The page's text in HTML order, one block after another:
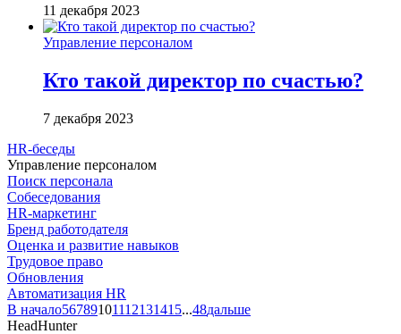
11 декабря 2023
Управление персоналом
Кто такой директор по счастью?
7 декабря 2023
HR-беседы
Управление персоналом
Поиск персонала
Собеседования
HR-маркетинг
Бренд работодателя
Оценка и развитие навыков
Трудовое право
Обновления
Автоматизация HR
В начало56789101112131415...48дальше
HeadHunter